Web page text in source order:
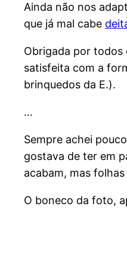
Ainda não nos
que já mal cabe
Obrigada por todos
satisfeita com a
brinquedos da E.).
…
Sempre achei
gostava de ter em
acabam, mas
O boneco da foto,